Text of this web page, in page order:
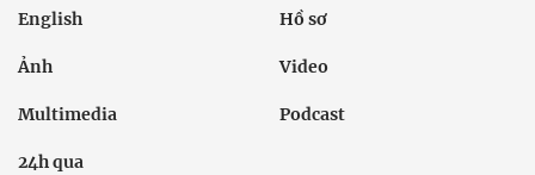
English Hồ sơ
Ảnh Video
Multimedia Podcast
24h qua